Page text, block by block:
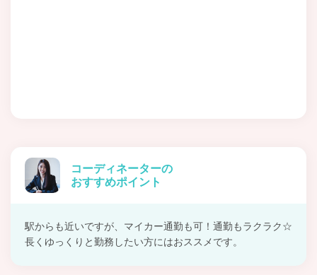
コーディネーターの
おすすめポイント
駅からも近いですが、マイカー通勤も可！通勤もラクラク☆
長くゆっくりと勤務したい方にはおススメです。